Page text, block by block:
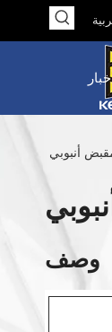
أنبوبي
وصف